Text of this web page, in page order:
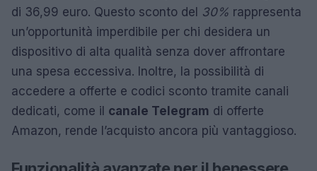
di 36,99 euro. Questo sconto del 30% rappresenta
un’opportunità imperdibile per chi desidera un
dispositivo di alta qualità senza dover affrontare
una spesa eccessiva. Inoltre, la possibilità di
accedere a offerte e codici sconto tramite canali
dedicati, come il canale Telegram di offerte
Amazon, rende l’acquisto ancora più vantaggioso.